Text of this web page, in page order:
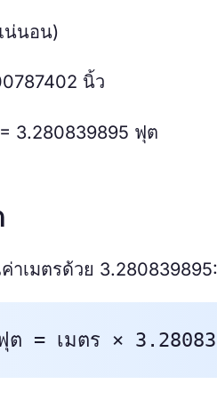
น่นอน)
นิ้ว
3.280839895 ฟุต
าเมตรด้วย 3.280839895:
ต = เมตร ×